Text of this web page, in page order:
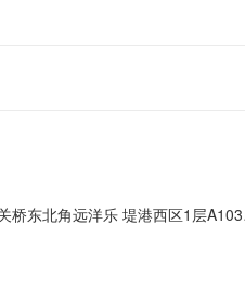
角远洋乐 堤港西区1层A103-A106号商铺